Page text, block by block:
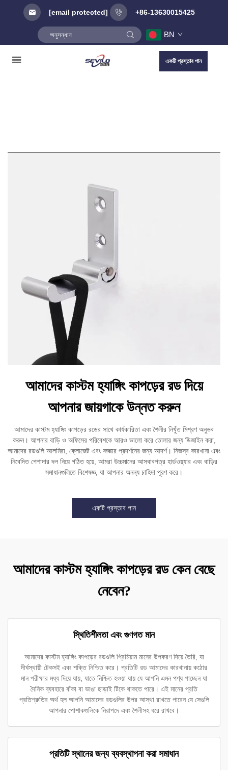
[email protected] +86-13630015425
BN
একটি প্রস্তাব পান
আমাদের কাস্টম হ্যাঙ্গিং কাপড়ের রড দিয়ে
আপনার জায়গাকে উন্নত করুন
আমাদের কাস্টম হ্যাঙ্গিং কাপড়ের রডের সাথে কার্যকারিতা এবং শৈলীর নিখুঁত মিশ্রণ অনুভব
করুন। আপনার বাড়ি ও অফিসের পরিবেশকে আরও ভালো করে তোলার জন্য ডিজাইন করা,
আমাদের রডগুলি আলমিরা, ক্লোজেট এবং সজ্জার প্রদর্শনের জন্য আদর্শ। নিজস্ব কারখানা এবং
নিবেদিত পেশাদার দল নিয়ে গঠিত হয়ে, আমরা উচ্চমানের আসবাবপত্র হার্ডওয়্যার এবং বাড়ির
সমাধানগুলিতে বিশেষজ্ঞ, যা আপনার অনন্য চাহিদা পূরণ করে।
একটি প্রস্তাব পান
আমাদের কাস্টম হ্যাঙ্গিং কাপড়ের রড কেন বেছে
নেবেন?
স্থিতিশীলতা এবং গুণগত মান
আমাদের কাস্টম হ্যাঙ্গিং কাপড়ের রডগুলি প্রিমিয়াম মানের উপকরণ দিয়ে তৈরি, যা
দীর্ঘস্থায়ী টেকসই এবং শক্তি নিশ্চিত করে। প্রতিটি রড আমাদের কারখানায় কঠোর
মান পরীক্ষার মধ্য দিয়ে যায়, যাতে নিশ্চিত হওয়া যায় যে আপনি এমন পণ্য পাচ্ছেন যা
দৈনিক ব্যবহারে বাঁকা বা ভাঙা ছাড়াই টিকে থাকতে পারে। এই মানের প্রতি
প্রতিশ্রুতির অর্থ হল আপনি আমাদের রডগুলির উপর আস্থা রাখতে পারেন যে সেগুলি
আপনার পোশাকগুলিকে নিরাপদে এবং শৈলীসহ ধরে রাখবে।
প্রতিটি স্থানের জন্য ব্যবস্থাপনা করা সমাধান